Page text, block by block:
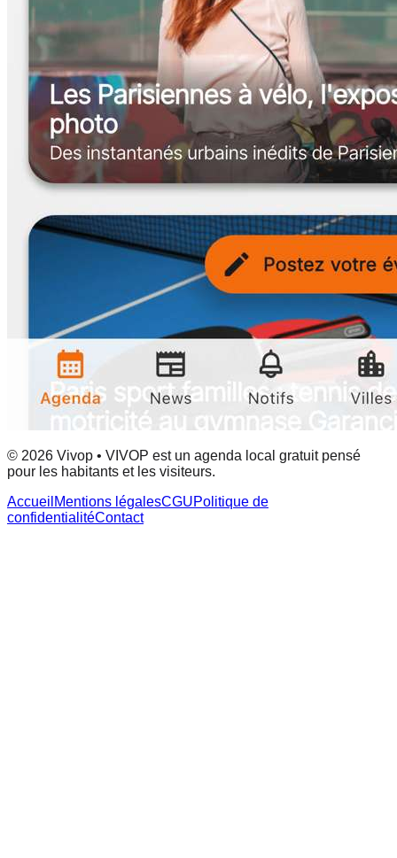
© 2026 Vivop • VIVOP est un agenda local gratuit pensé
pour les habitants et les visiteurs.
Accueil Mentions légalesCGUPolitique de
confidentialitéContact